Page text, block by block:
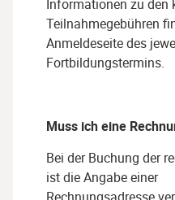
Informationen zu den
Teilnahmegebühren
Anmeldeseite des
Fortbildungstermins.
Muss ich eine
Bei der Buchung der
ist die Angabe einer